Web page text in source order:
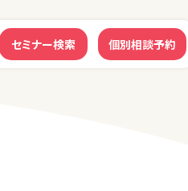
セミナー検索 個別相談予約